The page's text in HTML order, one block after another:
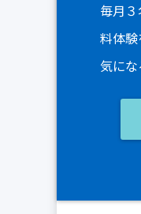
毎月
料体験
気にな